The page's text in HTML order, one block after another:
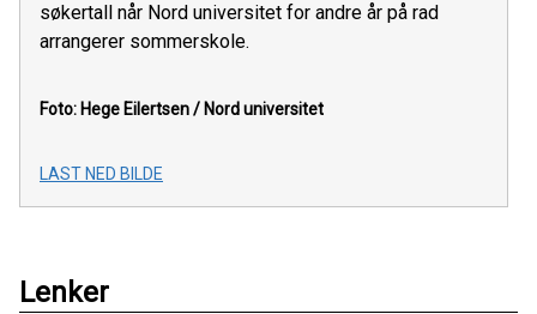
søkertall når Nord universitet for andre år på rad
arrangerer sommerskole.
Foto: Hege Eilertsen / Nord universitet
LAST NED BILDE
Lenker